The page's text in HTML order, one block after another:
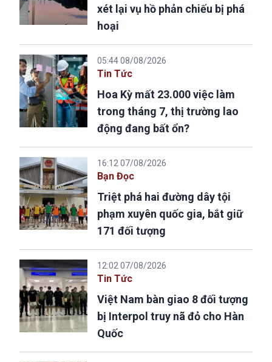
xét lại vụ hồ phản chiếu bị phá
hoại
05:44 08/08/2026
Tin Tức
Hoa Kỳ mất 23.000 việc làm
trong tháng 7, thị trường lao
động đang bất ổn?
16:12 07/08/2026
Bạn Đọc
Triệt phá hai đường dây tội
phạm xuyên quốc gia, bắt giữ
171 đối tượng
12:02 07/08/2026
Tin Tức
Việt Nam bàn giao 8 đối tượng
bị Interpol truy nã đỏ cho Hàn
Quốc